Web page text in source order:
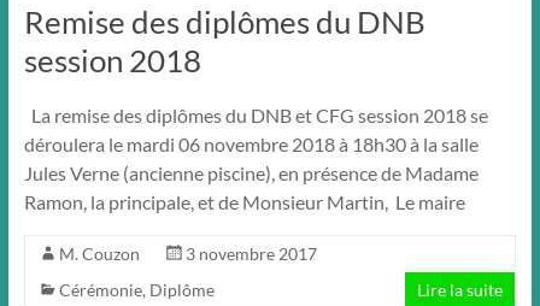
Remise des diplômes du DNB
session 2018
La remise des diplômes du DNB et CFG session 2018 se
déroulera le mardi 06 novembre 2018 à 18h30 à la salle
Jules Verne (ancienne piscine), en présence de Madame
Ramon, la principale, et de Monsieur Martin, Le maire
M. Couzon
3 novembre 2017
Cérémonie, Diplôme Lire la suite